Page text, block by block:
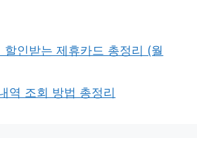
할인받는 제휴카드 총정리 (월
역 조회 방법 총정리